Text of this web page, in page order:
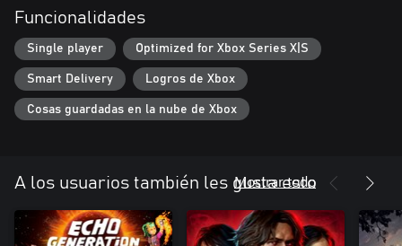
Funcionalidades
Single player Optimized for Xbox Series X|S
Smart Delivery Logros de Xbox
Cosas guardadas en la nube de Xbox
A los usuarios también les gusta esto
Mostrar todo